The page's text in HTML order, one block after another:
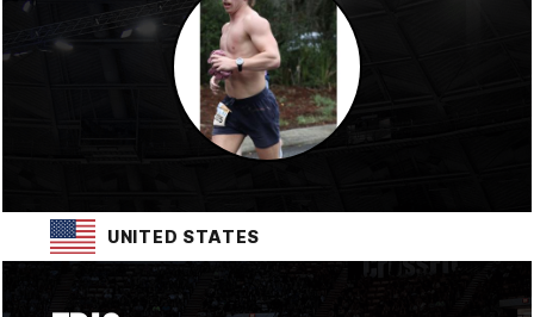
UNITED STATES